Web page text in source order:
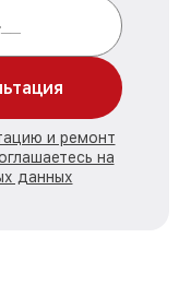
и ремонт
на
данных